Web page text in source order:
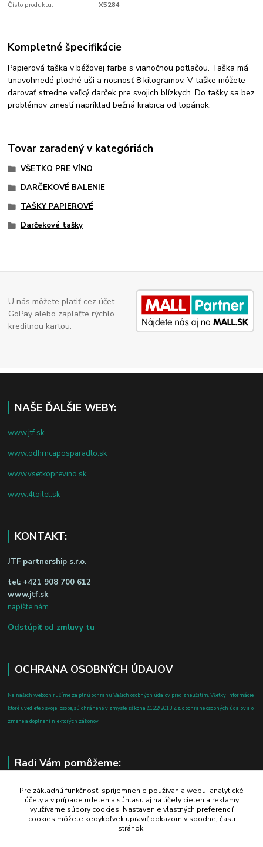
Číslo produktu: X5284
Kompletné špecifikácie
Papierová taška v béžovej farbe s vianočnou potlačou. Taška má
tmavohnedé ploché uši a nosnosť 8 kilogramov. V taške môžete
darovať stredne veľký darček pre svojich blízkych. Do tašky sa bez
problémov zmestí napríklad bežná krabica od topánok.
Tovar zaradený v kategóriách
VŠETKO PRE VÍNO
DARČEKOVÉ BALENIE
TAŠKY PAPIEROVÉ
Darčekové tašky
U nás môžete platiť cez účet
GoPay alebo zaplaťte rýchlo
kreditnou kartou.
NAŠE ĎALŠIE WEBY:
www.jtf.sk
www.odhrncaposparadlo.sk
www.vsetkoprevino.sk
www.4toilet.sk
KONTAKT:
JTF partnership s.r.o.
tel: +421 908 700 612
www.jtf.sk
napíšte nám
Odstúpiť od zmluvy tu
OCHRANA OSOBNÝCH ÚDAJOV
Na našich weboch ručíme za plnú ochranu Vašich osobných údajov pred zneužitím. Všetky informácie,
ktoré uvediete o svojej osobe, sú chránené v zmysle zákona č.122/2013 Z.z. o ochrane osobných údajov a o
zmene a doplnení niektorých zákonov.
Radi Vám pomôžeme:
+421 908 700 612
po-pia: 8.00 - 16.00
business@jtf.sk
Pre základnú funkčnosť, spríjemnenie používania webu, analytické
účely a v prípade udelenia súhlasu aj na účely cielenia reklamy
využívame súbory cookies. Nastavenie vlastných preferencií
cookies môžete kedykoľvek upraviť odkazom v spodnej časti
stránok.